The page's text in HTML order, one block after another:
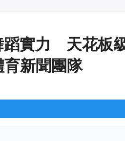
蹈實力 天花板
新聞團隊